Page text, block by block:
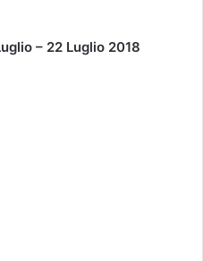
– 22 Luglio 2018